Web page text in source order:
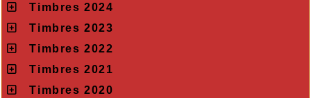
Timbres 2024
Timbres 2023
Timbres 2022
Timbres 2021
Timbres 2020